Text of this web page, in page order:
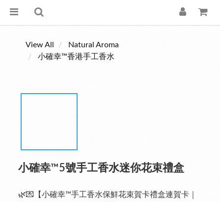
View All
Natural Aroma
小確幸™香港手工香水
小確幸™5號手工香水迷你花束禮盒
🌿💌【小確幸™手工香水保鮮花束賀卡禮盒連賀卡｜